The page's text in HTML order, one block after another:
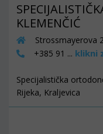
KLEMENČIĆ
Strossmayerova
+385 91 ... klikni
Specijalistička
Rijeka, Kraljevica